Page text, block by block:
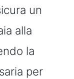
un
alla
la
per